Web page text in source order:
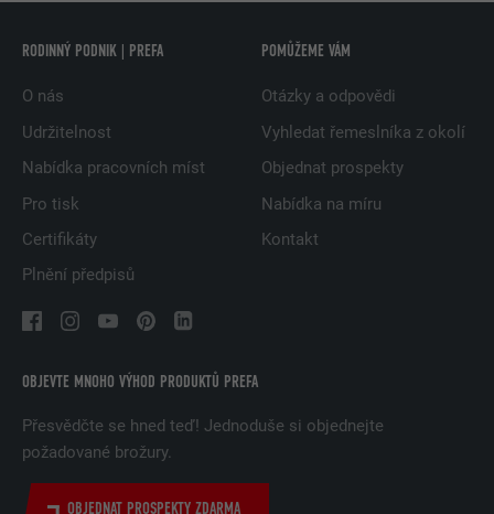
OBJEVTE MNOHO VÝHOD PRODUKTŮ PREFA
Přesvědčte se hned teď! Jednoduše si objednejte
požadované brožury.
OBJEDNAT PROSPEKTY ZDARMA
RODINNÝ PODNIK | PREFA
O nás
Udržitelnost
Nabídka pracovních míst
Pro tisk
Certifikáty
Plnění předpisů
POMŮŽEME VÁM
Otázky a odpovědi
Vyhledat řemeslníka z okolí
Objednat prospekty
Nabídka na míru
Kontakt